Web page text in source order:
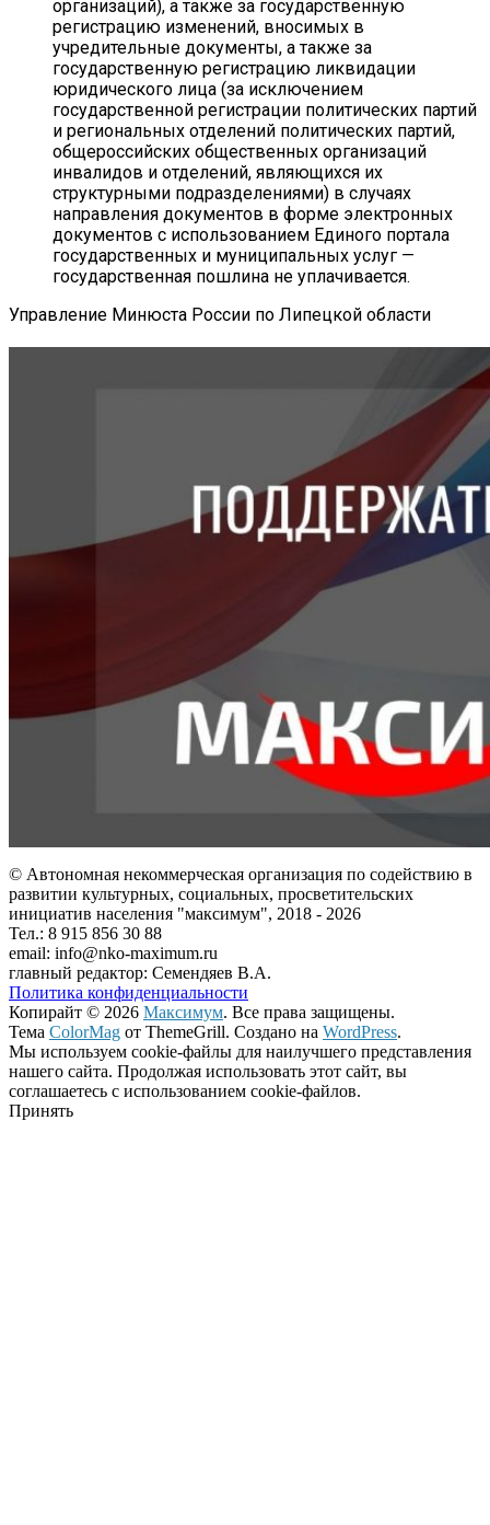
организаций), а также за государственную
регистрацию изменений, вносимых в
учредительные документы, а также за
государственную регистрацию ликвидации
юридического лица (за исключением
государственной регистрации политических партий
и региональных отделений политических партий,
общероссийских общественных организаций
инвалидов и отделений, являющихся их
структурными подразделениями) в случаях
направления документов в форме электронных
документов с использованием Единого портала
государственных и муниципальных услуг —
государственная пошлина не уплачивается.
Управление Минюста России по Липецкой области
© Автономная некоммерческая организация по содействию в
развитии культурных, социальных, просветительских
инициатив населения "максимум", 2018 - 2026
Тел.: 8 915 856 30 88
email: info@nko-maximum.ru
главный редактор: Семендяев В.А.
Политика конфиденциальности
Копирайт © 2026 Максимум. Все права защищены.
Тема ColorMag от ThemeGrill. Создано на WordPress.
Мы используем cookie-файлы для наилучшего представления
нашего сайта. Продолжая использовать этот сайт, вы
соглашаетесь с использованием cookie-файлов.
Принять